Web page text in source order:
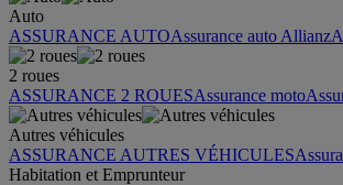
Auto
ASSURANCE AUTOAssurance auto Allianz
2 roues
ASSURANCE 2 ROUESAssurance moto
Autres véhicules
ASSURANCE AUTRES VÉHICULES
Habitation et Emprunteur